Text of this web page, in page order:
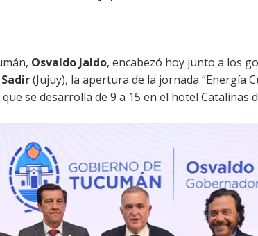
Osvaldo Jaldo, encabezó hoy junto a los
(Jujuy), la apertura de la jornada “Energía
se desarrolla de 9 a 15 en el hotel Catalinas